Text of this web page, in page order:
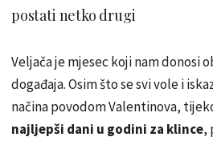
postati netko drugi
Veljača je mjesec koji nam donosi
događaja. Osim što se svi vole i
načina povodom Valentinova,
najljepši dani u godini za klince,